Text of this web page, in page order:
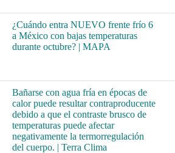
¿Cuándo entra NUEVO frente frío 6
a México con bajas temperaturas
durante octubre? | MAPA
Bañarse con agua fría en épocas de
calor puede resultar contraproducente
debido a que el contraste brusco de
temperaturas puede afectar
negativamente la termorregulación
del cuerpo. | Terra Clima